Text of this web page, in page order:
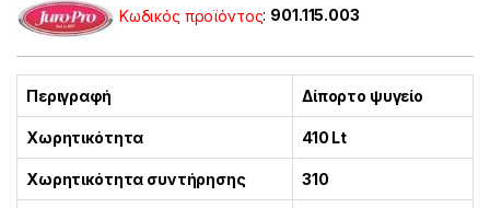
Κωδικός προϊόντος: 901.115.003
Περιγραφή Δίπορτο ψυγείο
Χωρητικότητα 410 Lt
Χωρητικότητα συντήρησης 310